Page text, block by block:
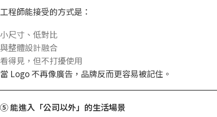
工程師能接受的方式是：
小尺寸、低對比
與整體設計融合
看得見，但不打擾使用
當 Logo 不再像廣告，品牌反而更容易被記住。
⑤能進入「公司以外」的生活場景